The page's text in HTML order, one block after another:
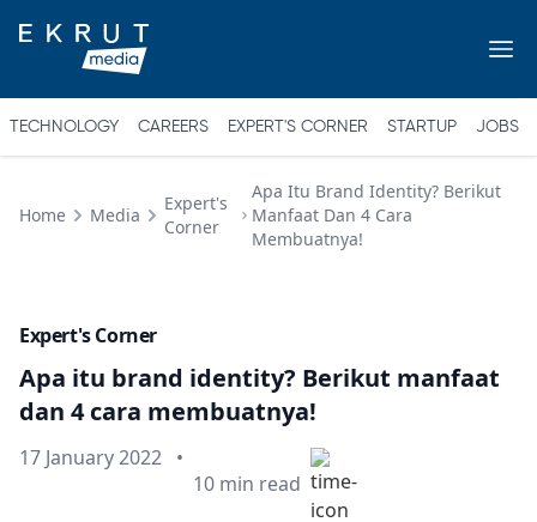
TECHNOLOGY CAREERS EXPERT'S CORNER STARTUP JOBS
Home Media
Expert's
Corner
Apa Itu Brand Identity? Berikut
Manfaat Dan 4 Cara
Membuatnya!
Expert's Corner
Apa itu brand identity? Berikut manfaat
dan 4 cara membuatnya!
Published on
17 January 2022 •
Min read
10 min read